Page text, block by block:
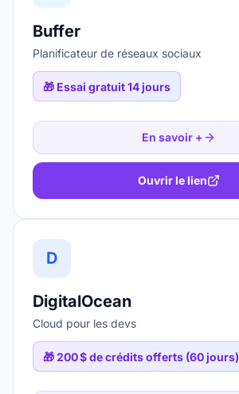
Buffer
Planificateur de réseaux sociaux
🎁 Essai gratuit 14 jours
En savoir +
Ouvrir le lien
D
DigitalOcean
Cloud pour les devs
🎁200 $ de crédits offerts (60 jours)